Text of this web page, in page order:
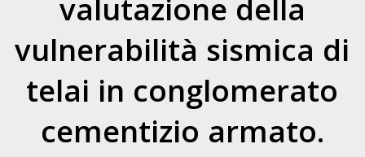
valutazione della
vulnerabilità sismica di
telai in conglomerato
cementizio armato.